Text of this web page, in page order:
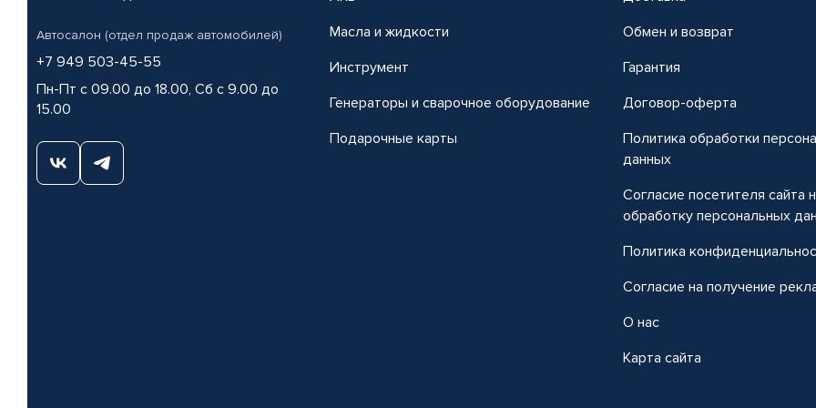
Автосалон (отдел продаж автомобилей)
+7 949 503-45-55
Пн-Пт с 09.00 до 18.00, Сб с 9.00 до
15.00
Масла и жидкости
Инструмент
Генераторы и сварочное оборудование
Подарочные карты
Обмен и возврат
Гарантия
Договор-оферта
Политика обработки
данных
Согласие посетителя сайта
обработку персональных
Политика
Согласие на получение
О нас
Карта сайта